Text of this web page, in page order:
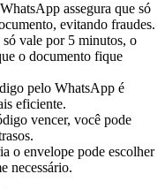
assegura que só
evitando fraudes.
vale por 5 minutos, o
o documento fique
pelo WhatsApp é
eficiente.
vencer, você pode
o envelope pode escolher
necessário.